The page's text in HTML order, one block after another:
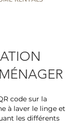
code sur la
à laver le linge et
les différents